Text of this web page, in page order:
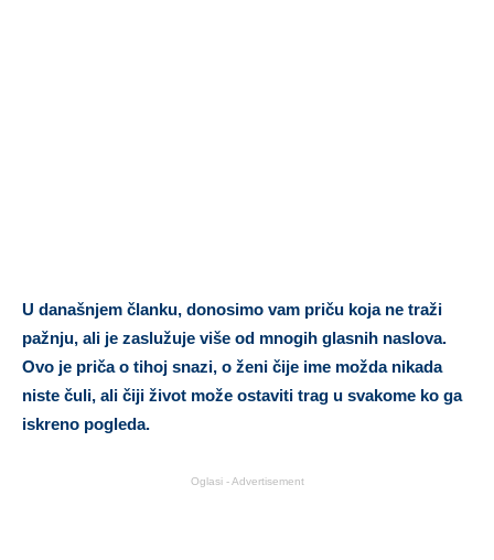
U današnjem članku, donosimo vam priču koja ne traži
pažnju, ali je zaslužuje više od mnogih glasnih naslova.
Ovo je priča o tihoj snazi, o ženi čije ime možda nikada
niste čuli, ali čiji život može ostaviti trag u svakome ko ga
iskreno pogleda.
Oglasi - Advertisement